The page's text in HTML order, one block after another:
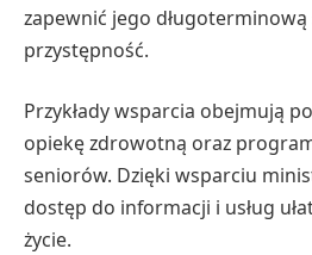
zapewnić jego
przystępność.
Przykłady wsparcia obejmują
opiekę zdrowotną oraz
seniorów. Dzięki wsparciu
dostęp do informacji i usług
życie.